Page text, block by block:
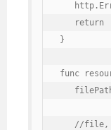
   return
}
func
//